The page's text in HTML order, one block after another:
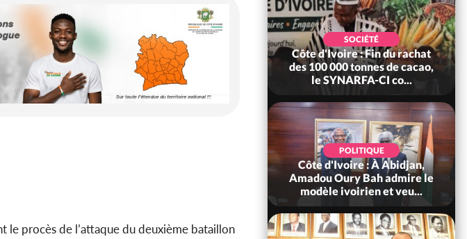
le procès de l’attaque du deuxième bataillon
POLITIQUE
Côte d'Ivoire : Fête nationale,
Alassane Ouattara accorde
la grâce à 4 661...
SOCIÉTÉ
Côte d'Ivoire : Fin du rachat
des 100 000 tonnes de cacao,
le SYNARFA-CI co...
POLITIQUE
Côte d'Ivoire : À Abidjan,
Amadou Oury Bah admire le
modèle ivoirien et veu...